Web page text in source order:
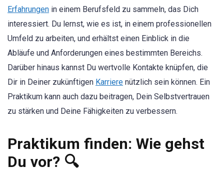
Erfahrungen in einem Berufsfeld zu sammeln, das Dich
interessiert. Du lernst, wie es ist, in einem professionellen
Umfeld zu arbeiten, und erhältst einen Einblick in die
Abläufe und Anforderungen eines bestimmten Bereichs.
Darüber hinaus kannst Du wertvolle Kontakte knüpfen, die
Dir in Deiner zukünftigen Karriere nützlich sein können. Ein
Praktikum kann auch dazu beitragen, Dein Selbstvertrauen
zu stärken und Deine Fähigkeiten zu verbessern.
Praktikum finden: Wie gehst
Du vor? 🔍